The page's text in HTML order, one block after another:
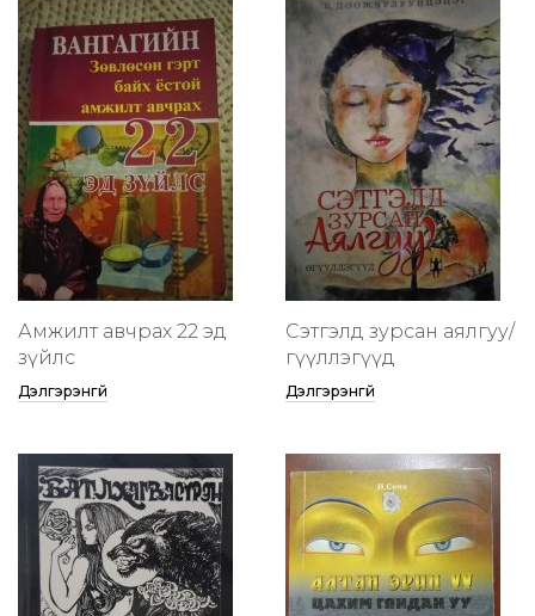
Амжилт авчрах 22 эд
зүйлс
Дэлгэрэнгүй
Сэтгэлд зурсан аялгуу/
өгүүллэгүүд
Дэлгэрэнгүй